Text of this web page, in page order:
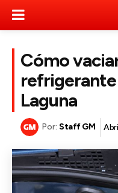
Cómo
Laguna
Por: Staff GM